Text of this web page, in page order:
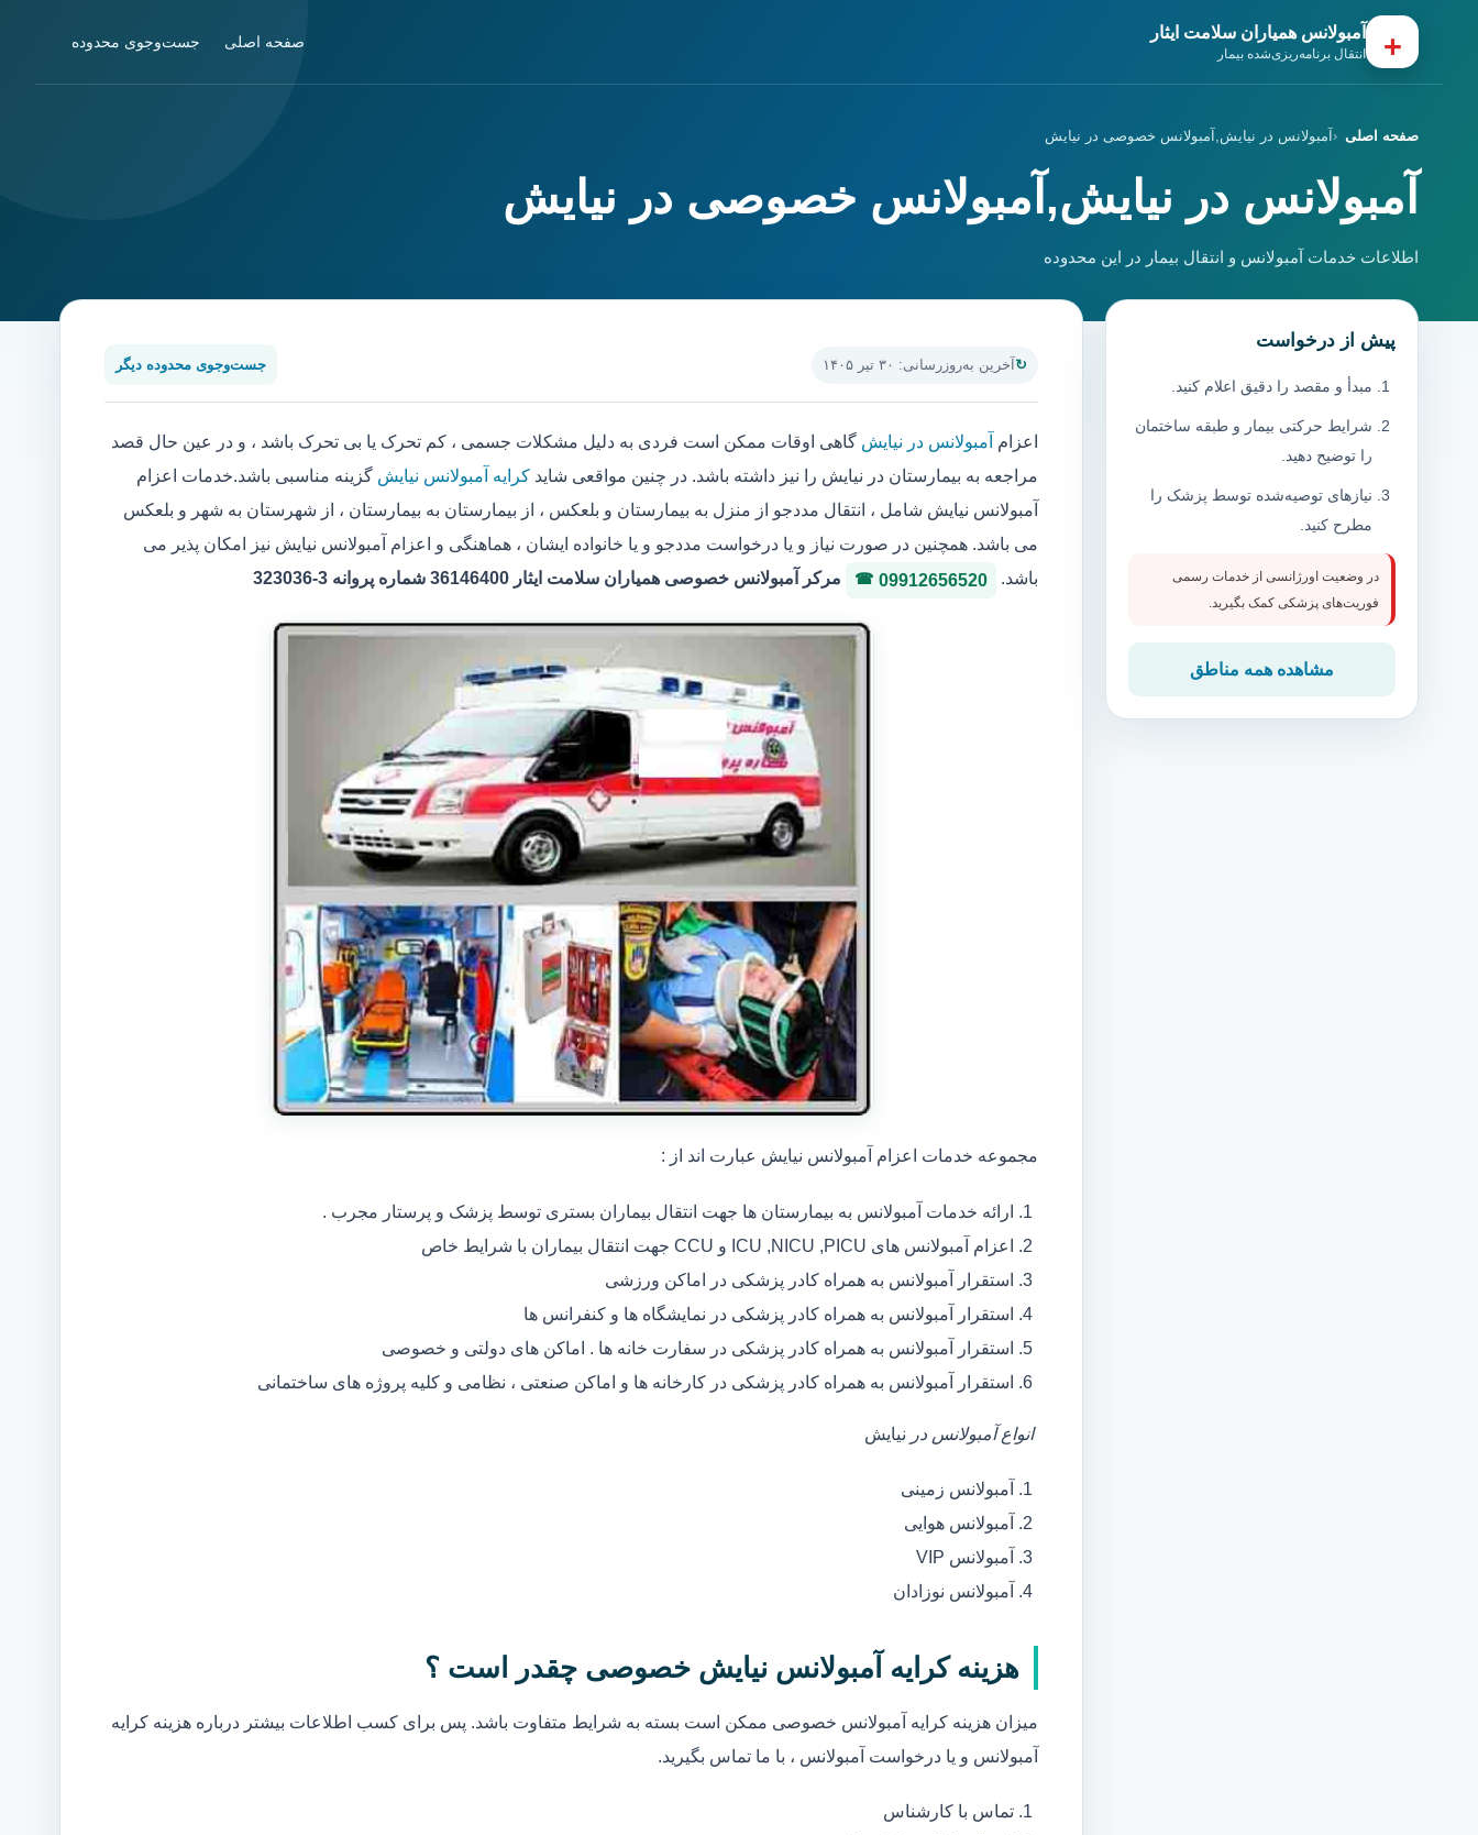
+ آمبولانس همیاران سلامت ایثار
انتقال برنامه‌ریزی‌شده بیمار
صفحه اصلی جست‌وجوی محدوده
صفحه اصلی آمبولانس در نیایش,آمبولانس خصوصی در نیایش
آمبولانس در نیایش,آمبولانس خصوصی در نیایش
اطلاعات خدمات آمبولانس و انتقال بیمار در این محدوده
آخرین به‌روزرسانی: ۳۰ تیر ۱۴۰۵ جست‌وجوی محدوده دیگر
اعزام آمبولانس در نیایش گاهی اوقات ممکن است فردی به دلیل مشکلات جسمی ، کم تحرک یا بی تحرک باشد ، و در عین حال قصد
مراجعه به بیمارستان در نیایش را نیز داشته باشد. در چنین مواقعی شاید کرایه آمبولانس نیایش گزینه مناسبی باشد.خدمات اعزام
آمبولانس نیایش شامل ، انتقال مددجو از منزل به بیمارستان و بلعکس ، از بیمارستان به بیمارستان ، از شهرستان به شهر و بلعکس
می باشد. همچنین در صورت نیاز و یا درخواست مددجو و یا خانواده ایشان ، هماهنگی و اعزام آمبولانس نیایش نیز امکان پذیر می
باشد.
09912656520 مرکر آمبولانس خصوصی همیاران سلامت ایثار 36146400 شماره پروانه 3-323036
مجموعه خدمات اعزام آمبولانس نیایش عبارت اند از :
ارائه خدمات آمبولانس به بیمارستان ها جهت انتقال بیماران بستری توسط پزشک و پرستار مجرب .
اعزام آمبولانس های ICU ,NICU ,PICU و CCU جهت انتقال بیماران با شرایط خاص
استقرار آمبولانس به همراه کادر پزشکی در اماکن ورزشی
استقرار آمبولانس به همراه کادر پزشکی در نمایشگاه ها و کنفرانس ها
استقرار آمبولانس به همراه کادر پزشکی در سفارت خانه ها . اماکن های دولتی و خصوصی
استقرار آمبولانس به همراه کادر پزشکی در کارخانه ها و اماکن صنعتی ، نظامی و کلیه پروژه های ساختمانی
انواع آمبولانس در نیایش
آمبولانس زمینی
آمبولانس هوایی
آمبولانس VIP
آمبولانس نوزادان
هزینه کرایه آمبولانس نیایش خصوصی چقدر است ؟
میزان هزینه کرایه آمبولانس خصوصی ممکن است بسته به شرایط متفاوت باشد. پس برای کسب اطلاعات بیشتر درباره هزینه کرایه
آمبولانس و یا درخواست آمبولانس ، با ما تماس بگیرید.
تماس با کارشناس
پیش از درخواست
مبدأ و مقصد را دقیق اعلام کنید.
شرایط حرکتی بیمار و طبقه ساختمان
را توضیح دهید.
نیازهای توصیه‌شده توسط پزشک را
مطرح کنید.
در وضعیت اورژانسی از خدمات رسمی
فوریت‌های پزشکی کمک بگیرید.
مشاهده همه مناطق